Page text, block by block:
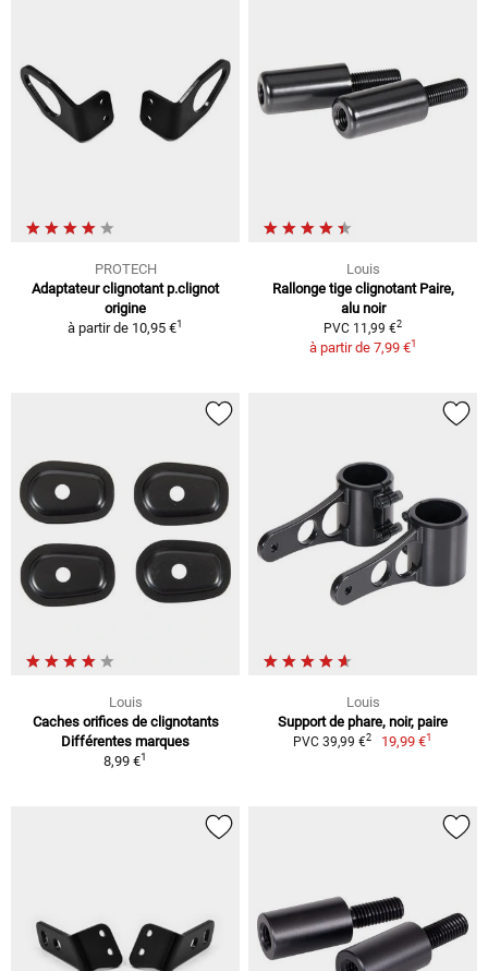
PROTECH
Adaptateur clignotant p.clignot
origine
à partir de 10,95 €1
Louis
Rallonge tige clignotant Paire,
alu noir
PVC 11,99 €2
à partir de 7,99 €1
Louis
Caches orifices de clignotants
Différentes marques
8,99 €1
Louis
Support de phare, noir, paire
PVC 39,99 €2 19,99 €1